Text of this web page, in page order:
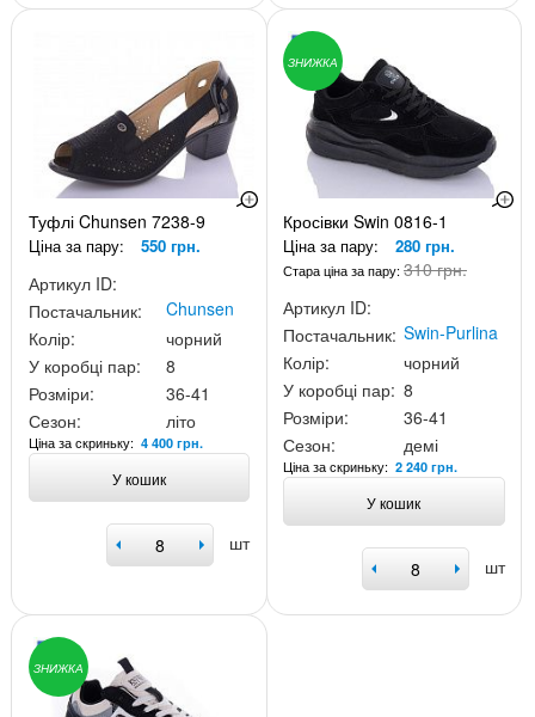
Туфлі Chunsen 7238-9
Ціна за пару: 550 грн.
Артикул ID:
Постачальник:
Chunsen
Колір:
чорний
У коробці пар:
8
Розміри:
36-41
Сезон:
літо
Ціна за скриньку: 4 400 грн.
У кошик
шт
ЗНИЖКА
Кросівки Swin 0816-1
Ціна за пару: 280 грн.
Стара ціна за пару:310 грн.
Артикул ID:
Постачальник: Swin-Purlina
Колір:
чорний
У коробці пар: 8
Розміри:
36-41
Сезон:
демі
Ціна за скриньку:2 240 грн.
У кошик
шт
ЗНИЖКА